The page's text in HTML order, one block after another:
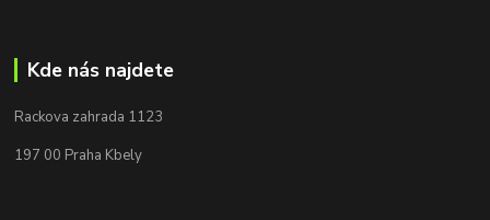
Kde nás najdete
Rackova zahrada 1123
197 00 Praha Kbely